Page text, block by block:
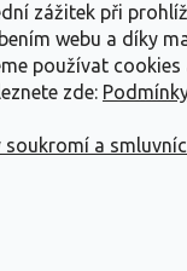
zážitek při
webu a díky
používat
zde:
soukromí a